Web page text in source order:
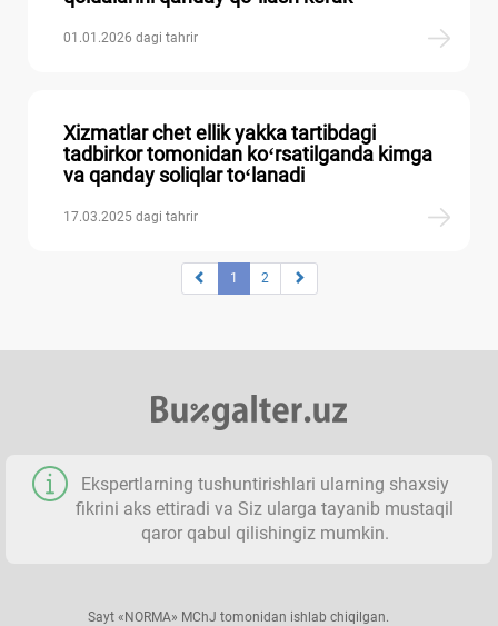
01.01.2026 dagi tahrir
Xizmatlar chet ellik yakka tartibdagi
tadbirkor tomonidan koʻrsatilganda kimga
va qanday soliqlar toʻlanadi
17.03.2025 dagi tahrir
1 2
Ekspertlarning tushuntirishlari ularning shaхsiy
fikrini aks ettiradi va Siz ularga tayanib mustaqil
qaror qabul qilishingiz mumkin.
Sayt «NORMA» MChJ tomonidan ishlab chiqilgan.